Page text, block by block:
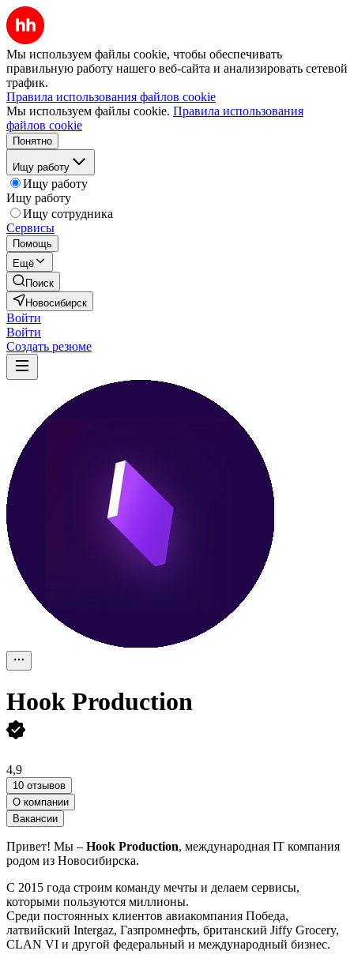
Мы используем файлы cookie, чтобы обеспечивать
правильную работу нашего веб-сайта и анализировать сетевой
трафик.
Правила использования файлов cookie
Мы используем файлы cookie. Правила использования
файлов cookie
Понятно
Ищу работу
Ищу работу
Ищу работу
Ищу сотрудника
Сервисы
Помощь
Ещё
Поиск
Новосибирск
Войти
Войти
Создать резюме
Hook Рroduction
4,9
10 отзывов
О компании
Вакансии
Привет! Мы – Hook Production, международная IT компания
родом из Новосибирска.
С 2015 года строим команду мечты и делаем сервисы,
которыми пользуются миллионы.
Среди постоянных клиентов авиакомпания Победа,
латвийский Intergaz, Газпромнефть, британский Jiffy Grocery,
CLAN VI и другой федеральный и международный бизнес.